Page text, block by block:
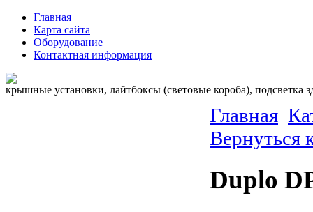
Главная
Карта сайта
Оборудование
Контактная информация
крышные установки, лайтбоксы (световые короба), подсветка
Главная
Вернуться
Duplo